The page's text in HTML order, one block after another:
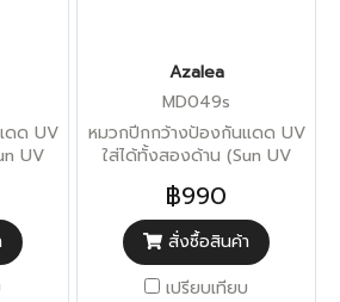
ดด UV
UV
Azalea
MD049s
หมวกปีกกว้างป้องกันแดด UV
ใส่ได้ทั้งสองด้าน (Sun UV
฿990
สั่งซื้อสินค้า
เปรียบเทียบ